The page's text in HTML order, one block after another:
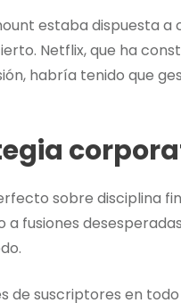
estaba dispuesta
Netflix, que ha
habría tenido que
sobre disciplina
fusiones
de suscriptores en